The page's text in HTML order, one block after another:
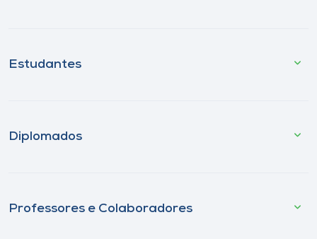
Estudantes
Diplomados
Professores e Colaboradores